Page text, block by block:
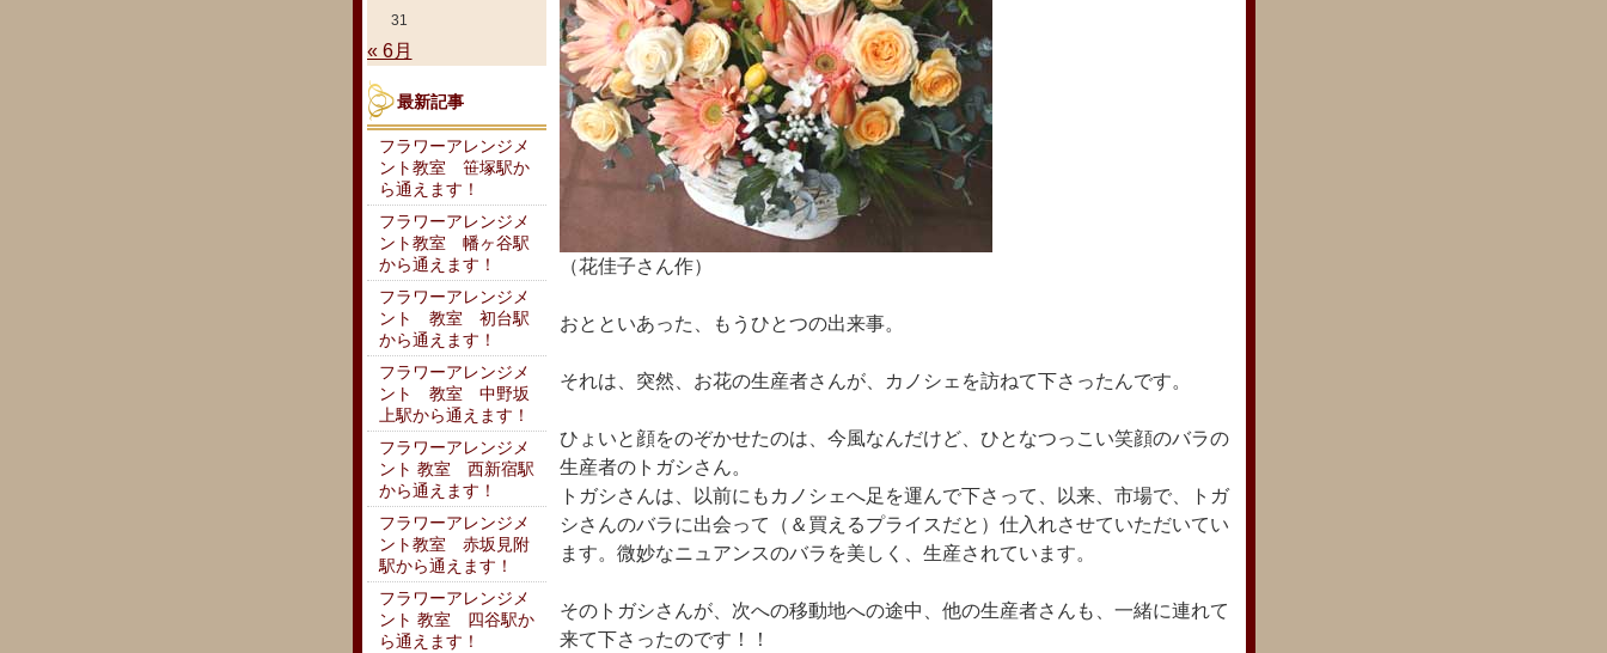
（花佳子さん作）
おとといあった、もうひとつの出来事。
それは、突然、お花の生産者さんが、カノシェを訪ねて下さったんです。
ひょいと顔をのぞかせたのは、今風なんだけど、ひとなつっこい笑顔のバラの
生産者のトガシさん。
トガシさんは、以前にもカノシェへ足を運んで下さって、以来、市場で、トガ
シさんのバラに出会って（＆買えるプライスだと）仕入れさせていただいてい
ます。微妙なニュアンスのバラを美しく、生産されています。
そのトガシさんが、次への移動地への途中、他の生産者さんも、一緒に連れて
来て下さったのです！！
31
« 6月
最新記事
フラワーアレンジメ
ント教室 笹塚駅か
ら通えます！
フラワーアレンジメ
ント教室 幡ヶ谷駅
から通えます！
フラワーアレンジメ
ント 教室 初台駅
から通えます！
フラワーアレンジメ
ント 教室 中野坂
上駅から通えます！
フラワーアレンジメ
ント 教室 西新宿駅
から通えます！
フラワーアレンジメ
ント教室 赤坂見附
駅から通えます！
フラワーアレンジメ
ント 教室 四谷駅か
ら通えます！